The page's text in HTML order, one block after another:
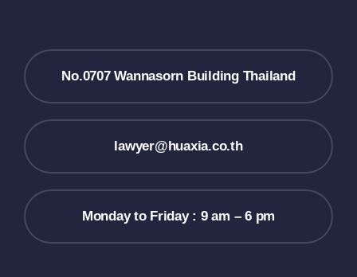
No.0707 Wannasorn Building Thailand
lawyer@huaxia.co.th
Monday to Friday : 9 am – 6 pm